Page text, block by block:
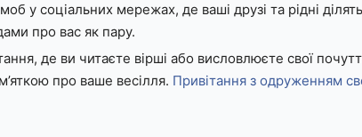
у соціальних мережах, де ваші друзі та рідні
про вас як пару.
де ви читаєте вірші або висловлюєте свої
про ваше весілля. Привітання з одруженням